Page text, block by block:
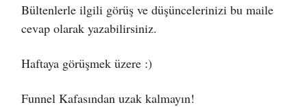
Bültenlerle ilgili görüş ve düşüncelerinizi bu maile
cevap olarak yazabilirsiniz.
Haftaya görüşmek üzere :)
Funnel Kafasından uzak kalmayın!